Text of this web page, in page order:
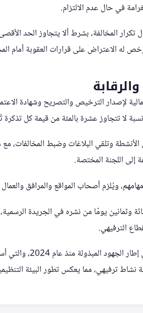
في حال عدم الالتزام.
المخالفة، بشرط ألا يتجاوز الحد
له الاعتراض على قرارات العقوبة أمام
لإصدار الترخيص والتصريح وشهادة
لا تتجاوز عشرة بالمئة من قيمة كل تذكرة
الأنشطة وتلقي البلاغات وضبط
إلى اللجنة المختصة.
ويُلزم أصحاب المواقع والمرافق
وثمانين يومًا من نشره في الجريدة
الترفيهي.
يُذكر أن هذه
نشاط ترفيهي، مما يعكس تطور البيئة